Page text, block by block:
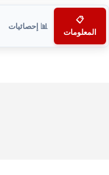
📋
المعلومات
📊 إحصائيات